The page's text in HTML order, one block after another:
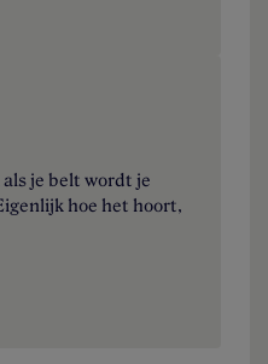
je belt wordt je
hoe het hoort,